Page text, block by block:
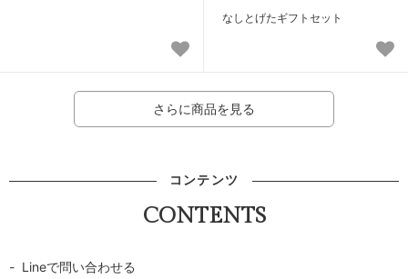
なしとげたギフトセット
さらに商品を見る
コンテンツ
CONTENTS
Lineで問い合わせる